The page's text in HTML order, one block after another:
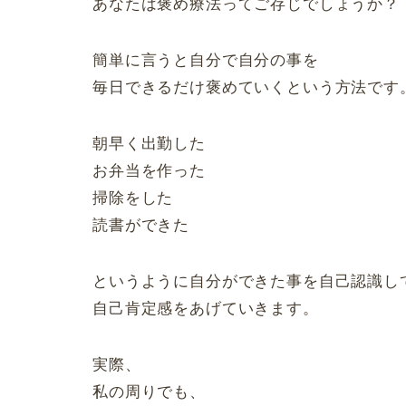
あなたは褒め療法ってご存じでしょうか？
簡単に言うと自分で自分の事を
毎日できるだけ褒めていくという方法です
朝早く出勤した
お弁当を作った
掃除をした
読書ができた
というように自分ができた事を自己認識し
自己肯定感をあげていきます。
実際、
私の周りでも、